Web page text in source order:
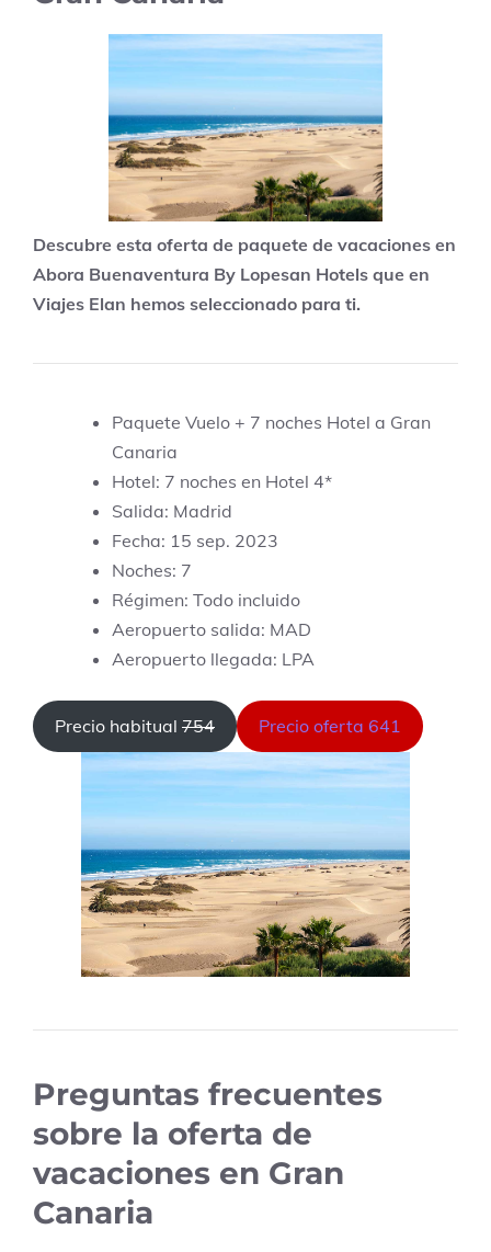
Descubre esta oferta de paquete de vacaciones en
Abora Buenaventura By Lopesan Hotels que en
Viajes Elan hemos seleccionado para ti.
Paquete Vuelo + 7 noches Hotel a Gran
Canaria
Hotel: 7 noches en Hotel 4*
Salida: Madrid
Fecha: 15 sep. 2023
Noches: 7
Régimen: Todo incluido
Aeropuerto salida: MAD
Aeropuerto llegada: LPA
Precio habitual 754 Precio oferta 641
Preguntas frecuentes
sobre la oferta de
vacaciones en Gran
Canaria